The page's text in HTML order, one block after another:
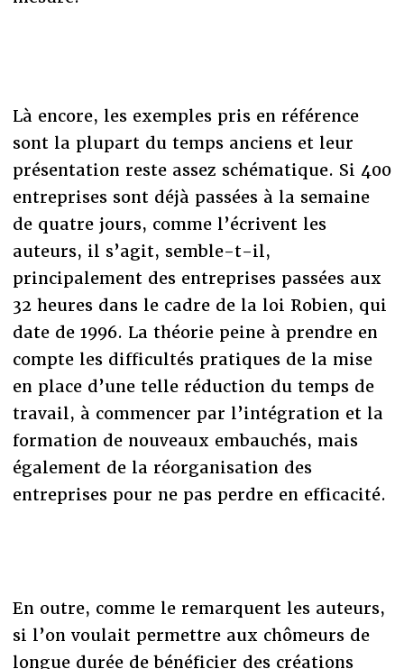
Là encore, les exemples pris en référence
sont la plupart du temps anciens et leur
présentation reste assez schématique. Si 400
entreprises sont déjà passées à la semaine
de quatre jours, comme l’écrivent les
auteurs, il s’agit, semble-t-il,
principalement des entreprises passées aux
32 heures dans le cadre de la loi Robien, qui
date de 1996. La théorie peine à prendre en
compte les difficultés pratiques de la mise
en place d’une telle réduction du temps de
travail, à commencer par l’intégration et la
formation de nouveaux embauchés, mais
également de la réorganisation des
entreprises pour ne pas perdre en efficacité.
En outre, comme le remarquent les auteurs,
si l’on voulait permettre aux chômeurs de
longue durée de bénéficier des créations